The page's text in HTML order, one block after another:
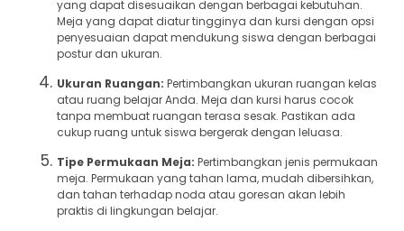
yang dapat disesuaikan dengan berbagai kebutuhan.
Meja yang dapat diatur tingginya dan kursi dengan opsi
penyesuaian dapat mendukung siswa dengan berbagai
postur dan ukuran.
Ukuran Ruangan: Pertimbangkan ukuran ruangan kelas
atau ruang belajar Anda. Meja dan kursi harus cocok
tanpa membuat ruangan terasa sesak. Pastikan ada
cukup ruang untuk siswa bergerak dengan leluasa.
Tipe Permukaan Meja: Pertimbangkan jenis permukaan
meja. Permukaan yang tahan lama, mudah dibersihkan,
dan tahan terhadap noda atau goresan akan lebih
praktis di lingkungan belajar.